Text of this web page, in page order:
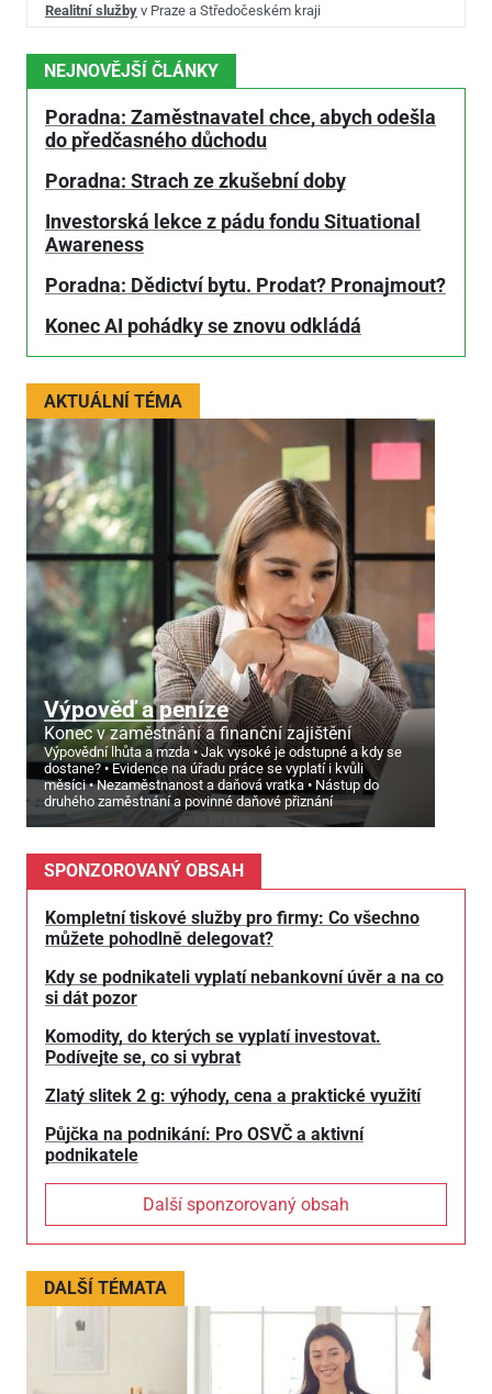
Realitní služby v Praze a Středočeském kraji
NEJNOVĚJŠÍ ČLÁNKY
Poradna: Zaměstnavatel chce, abych odešla
do předčasného důchodu
Poradna: Strach ze zkušební doby
Investorská lekce z pádu fondu Situational
Awareness
Poradna: Dědictví bytu. Prodat? Pronajmout?
Konec AI pohádky se znovu odkládá
AKTUÁLNÍ TÉMA
Výpověď a peníze
Konec v zaměstnání a finanční zajištění
Výpovědní lhůta a mzda
Jak vysoké je odstupné a kdy se
dostane?
Evidence na úřadu práce se vyplatí i kvůli
měsíci
Nezaměstnanost a daňová vratka
Nástup do
druhého zaměstnání a povinné daňové přiznání
SPONZOROVANÝ OBSAH
Kompletní tiskové služby pro firmy: Co všechno
můžete pohodlně delegovat?
Kdy se podnikateli vyplatí nebankovní úvěr a na co
si dát pozor
Komodity, do kterých se vyplatí investovat.
Podívejte se, co si vybrat
Zlatý slitek 2 g: výhody, cena a praktické využití
Půjčka na podnikání: Pro OSVČ a aktivní
podnikatele
Další sponzorovaný obsah
DALŠÍ TÉMATA